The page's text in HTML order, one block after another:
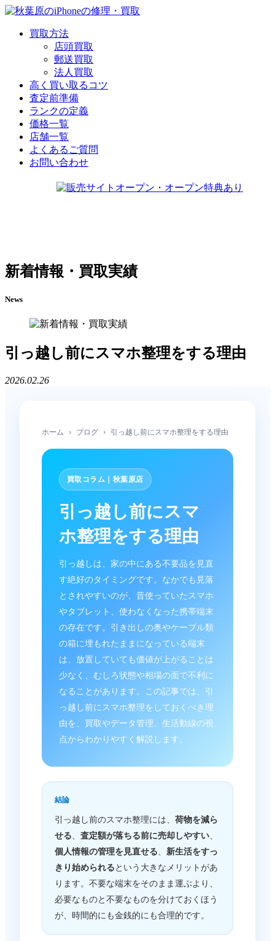
買取方法
店頭買取
郵送買取
法人買取
高く買い取るコツ
査定前準備
ランクの定義
価格一覧
店舗一覧
よくあるご質問
お問い合わせ
新着情報・買取実績
News
引っ越し前にスマホ整理をする理由
2026.02.26
ホーム › ブログ › 引っ越し前にスマホ整理をする理由
買取コラム｜秋葉原店
引っ越し前にスマ
ホ整理をする理由
引っ越しは、家の中にある不要品を見直
す絶好のタイミングです。なかでも見落
とされやすいのが、昔使っていたスマホ
やタブレット、使わなくなった携帯端末
の存在です。引き出しの奥やケーブル類
の箱に埋もれたままになっている端末
は、放置していても価値が上がることは
少なく、むしろ状態や相場の面で不利に
なることがあります。この記事では、引
っ越し前にスマホ整理をしておくべき理
由を、買取やデータ管理、生活動線の視
点からわかりやすく解説します。
結論
引っ越し前のスマホ整理には、 荷物を減ら
せる
査定額が落ちる前に売却しやすい
個人情報の管理を見直せる
新生活をすっ
きり始められるという大きなメリットがあ
ります。不要な端末をそのまま運ぶより、
必要なものと不要なものを分けておくほう
が、時間的にも金銭的にも合理的です。